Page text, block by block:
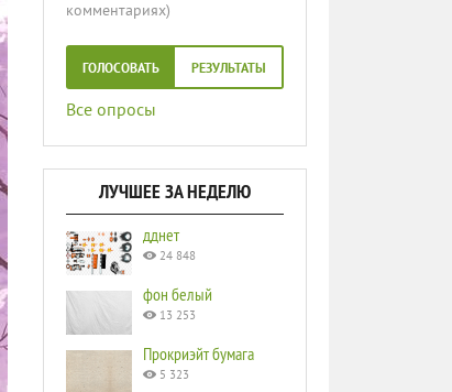
комментариях)
ГОЛОСОВАТЬ РЕЗУЛЬТАТЫ
Все опросы
ЛУЧШЕЕ ЗА НЕДЕЛЮ
дднет
24 848
фон белый
13 253
Прокриэйт бумага
5 323